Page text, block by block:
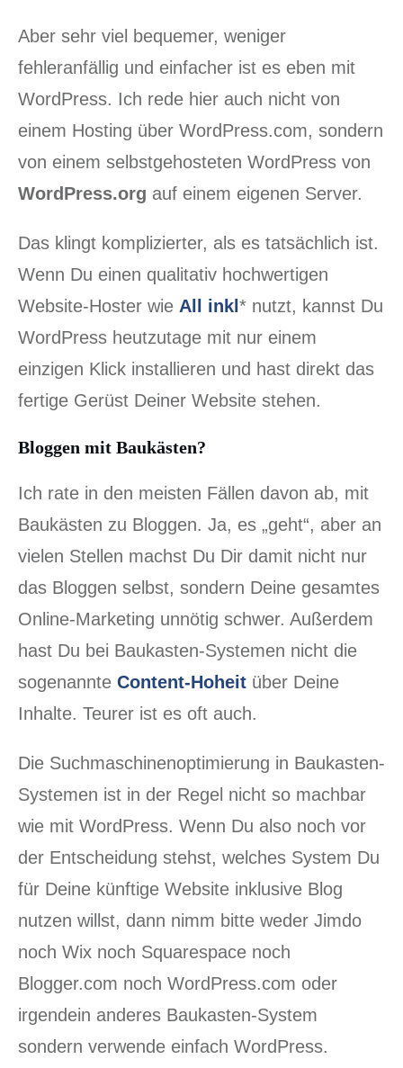
Aber sehr viel bequemer, weniger
fehleranfällig und einfacher ist es eben mit
WordPress. Ich rede hier auch nicht von
einem Hosting über WordPress.com, sondern
von einem selbstgehosteten WordPress von
WordPress.org auf einem eigenen Server.
Das klingt komplizierter, als es tatsächlich ist.
Wenn Du einen qualitativ hochwertigen
Website-Hoster wie All inkl * nutzt, kannst Du
WordPress heutzutage mit nur einem
einzigen Klick installieren und hast direkt das
fertige Gerüst Deiner Website stehen.
Bloggen mit Baukästen?
Ich rate in den meisten Fällen davon ab, mit
Baukästen zu Bloggen. Ja, es „geht“, aber an
vielen Stellen machst Du Dir damit nicht nur
das Bloggen selbst, sondern Deine gesamtes
Online-Marketing unnötig schwer. Außerdem
hast Du bei Baukasten-Systemen nicht die
sogenannte Content-Hoheit über Deine
Inhalte. Teurer ist es oft auch.
Die Suchmaschinenoptimierung in Baukasten-
Systemen ist in der Regel nicht so machbar
wie mit WordPress. Wenn Du also noch vor
der Entscheidung stehst, welches System Du
für Deine künftige Website inklusive Blog
nutzen willst, dann nimm bitte weder Jimdo
noch Wix noch Squarespace noch
Blogger.com noch WordPress.com oder
irgendein anderes Baukasten-System
sondern verwende einfach WordPress.